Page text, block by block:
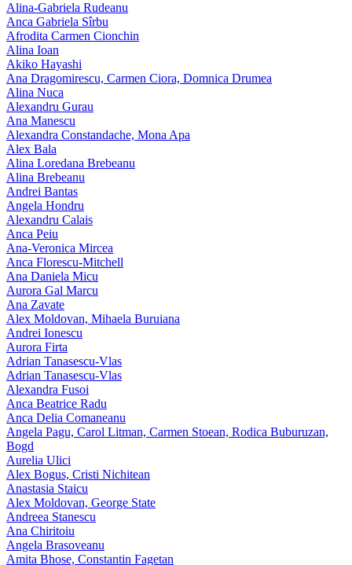
Alina-Gabriela Rudeanu
Anca Gabriela Sîrbu
Afrodita Carmen Cionchin
Alina Ioan
Akiko Hayashi
Ana Dragomirescu, Carmen Ciora, Domnica Drumea
Alina Nuca
Alexandru Gurau
Ana Manescu
Alexandra Constandache, Mona Apa
Alex Bala
Alina Loredana Brebeanu
Alina Brebeanu
Andrei Bantas
Angela Hondru
Alexandru Calais
Anca Peiu
Ana-Veronica Mircea
Anca Florescu-Mitchell
Ana Daniela Micu
Aurora Gal Marcu
Ana Zavate
Alex Moldovan, Mihaela Buruiana
Andrei Ionescu
Aurora Firta
Adrian Tanasescu‑Vlas
Adrian Tanasescu-Vlas
Alexandra Fusoi
Anca Beatrice Radu
Anca Delia Comaneanu
Angela Pagu, Carol Litman, Carmen Stoean, Rodica Buburuzan,
Bogd
Aurelia Ulici
Alex Bogus, Cristi Nichitean
Anastasia Staicu
Alex Moldovan, George State
Andreea Stanescu
Ana Chiritoiu
Angela Brasoveanu
Amita Bhose, Constantin Fagetan